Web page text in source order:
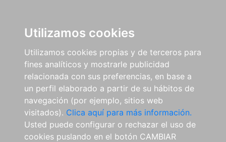
Utilizamos cookies
Utilizamos cookies propias y de terceros para
fines analíticos y mostrarle publicidad
relacionada con sus preferencias, en base a
un perfil elaborado a partir de su hábitos de
navegación (por ejemplo, sitios web
visitados). Clica aquí para más información.
Usted puede configurar o rechazar el uso de
cookies puslando en el botón CAMBIAR